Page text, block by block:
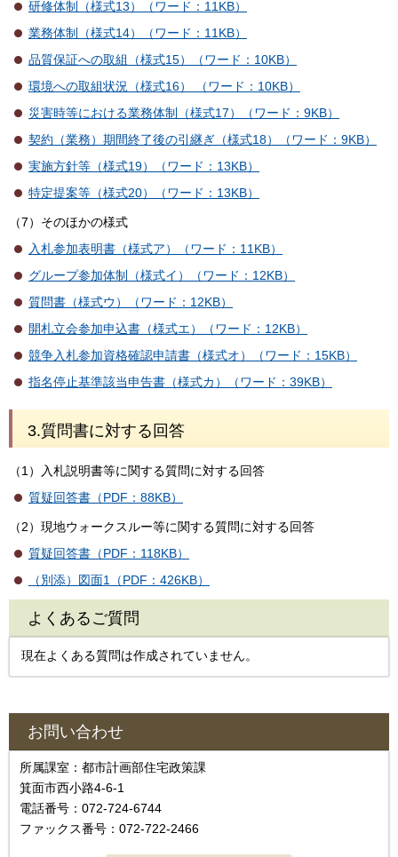
研修体制（様式13）（ワード：11KB）
業務体制（様式14）（ワード：11KB）
品質保証への取組（様式15）（ワード：10KB）
環境への取組状況（様式16） （ワード：10KB）
災害時等における業務体制（様式17）（ワード：9KB）
契約（業務）期間終了後の引継ぎ（様式18）（ワード：9KB）
実施方針等（様式19）（ワード：13KB）
特定提案等（様式20）（ワード：13KB）
（7）そのほかの様式
入札参加表明書（様式ア）（ワード：11KB）
グループ参加体制（様式イ）（ワード：12KB）
質問書（様式ウ）（ワード：12KB）
開札立会参加申込書（様式エ）（ワード：12KB）
競争入札参加資格確認申請書（様式オ）（ワード：15KB）
指名停止基準該当申告書（様式カ）（ワード：39KB）
3.質問書に対する回答
（1）入札説明書等に関する質問に対する回答
質疑回答書（PDF：88KB）
（2）現地ウォークスルー等に関する質問に対する回答
質疑回答書（PDF：118KB）
（別添）図面1（PDF：426KB）
よくあるご質問
現在よくある質問は作成されていません。
お問い合わせ
所属課室：都市計画部住宅政策課
箕面市西小路4-6-1
電話番号：072-724-6744
ファックス番号：072-722-2466